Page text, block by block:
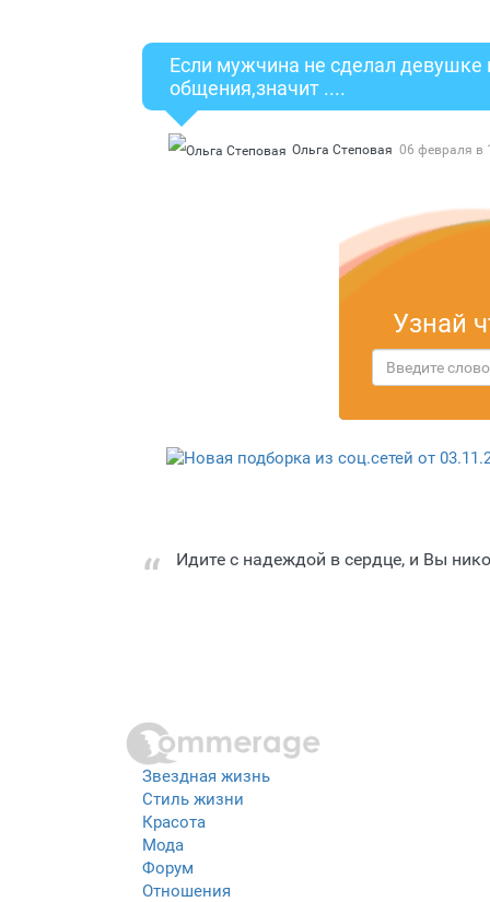
Если мужчина не сделал
общения,значит ....
Ольга Степовая 06 февраля в
Узнай
Идите с надеждой в сердце, и Вы
Звездная жизнь
Стиль жизни
Красота
Мода
Форум
Отношения